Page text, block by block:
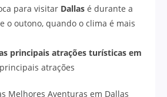
para visitar Dallas é durante a
o outono, quando o clima é mais
principais atrações turísticas em
atrações